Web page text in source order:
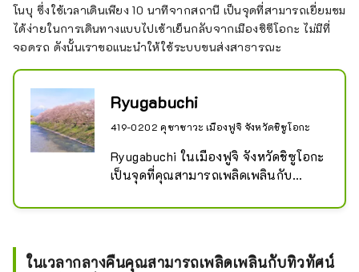
โนบุ ซึ่งใช้เวลาเดินเพียง 10 นาทีจากสถานี เป็นจุดที่สามารถเยี่ยมชม
ได้ง่ายในการเดินทางแบบไปเช้าเย็นกลับจากเมืองชิซึโอกะ ไม่มีที่
จอดรถ ดังนั้นเราขอแนะนำให้ใช้ระบบขนส่งสาธารณะ
Ryugabuchi
419-0202 คุซาซาวะ เมืองฟูจิ จังหวัดชิซูโอกะ
Ryugabuchi ในเมืองฟูจิ จังหวัดชิซูโอกะ
เป็นจุดที่คุณสามารถเพลิดเพลินกับ
ดอกซากุระ
ในเวลากลางคืนคุณสามารถเพลิดเพลินกับทิวทัศน์